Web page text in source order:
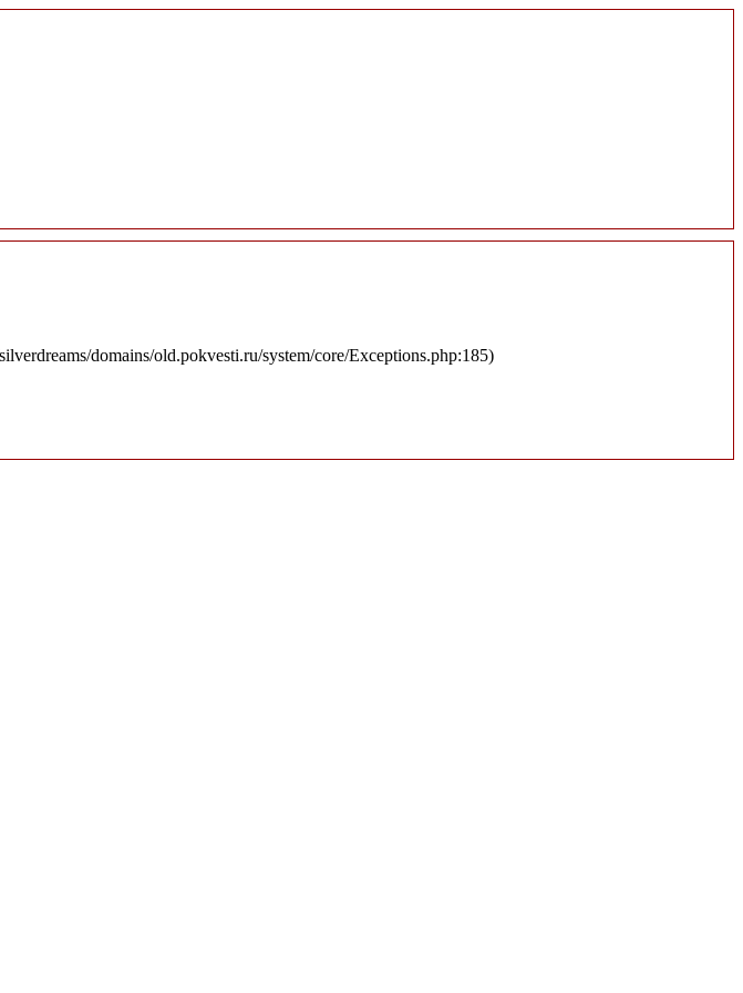
domains/old.pokvesti.ru/system/core/Exceptions.php:185)